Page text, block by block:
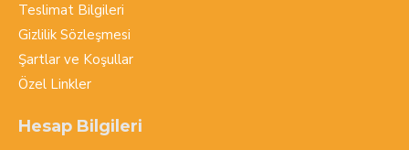
Teslimat Bilgileri
Gizlilik Sözleşmesi
Şartlar ve Koşullar
Özel Linkler
Hesap Bilgileri